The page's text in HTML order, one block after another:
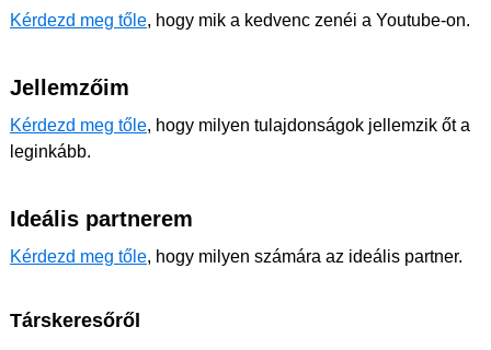
Kérdezd meg tőle, hogy mik a kedvenc zenéi a Youtube-on.
Jellemzőim
Kérdezd meg tőle, hogy milyen tulajdonságok jellemzik őt a
leginkább.
Ideális partnerem
Kérdezd meg tőle, hogy milyen számára az ideális partner.
Társkeresőről